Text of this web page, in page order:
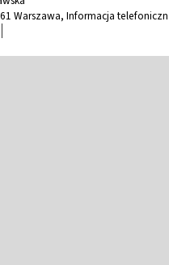
Warszawa, Informacja